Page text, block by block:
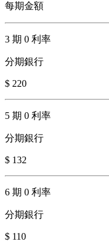
每期金額
3 期 0 利率
分期銀行
$ 220
5 期 0 利率
分期銀行
$ 132
6 期 0 利率
分期銀行
$ 110